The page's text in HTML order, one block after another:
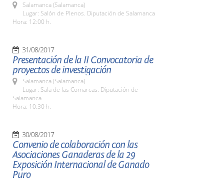
Salamanca (Salamanca)
Lugar: Salón de Plenos. Diputación de Salamanca
Hora: 12:00 h.
31/08/2017
Presentación de la II Convocatoria de
proyectos de investigación
Salamanca (Salamanca)
Lugar: Sala de las Comarcas. Diputación de
Salamanca
Hora: 10:30 h.
30/08/2017
Convenio de colaboración con las
Asociaciones Ganaderas de la 29
Exposición Internacional de Ganado
Puro